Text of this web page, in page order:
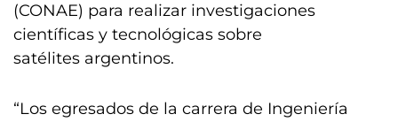
(CONAE) para realizar investigaciones
científicas y tecnológicas sobre
satélites argentinos.
“Los egresados de la carrera de Ingeniería